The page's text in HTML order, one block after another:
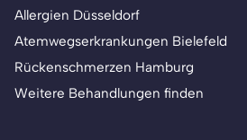
Allergien Düsseldorf
Atemwegserkrankungen Bielefeld
Rückenschmerzen Hamburg
Weitere Behandlungen finden